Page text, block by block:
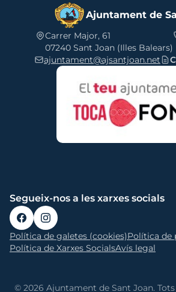
Ajuntament de
Carrer Major, 61
07240 Sant Joan (Illes Balears)
ajuntament@ajsantjoan.net
Segueix-nos a les xarxes socials
Política de galetes (cookies)Política de
Política de Xarxes SocialsAvís legal
© 2026 Ajuntament de Sant Joan.